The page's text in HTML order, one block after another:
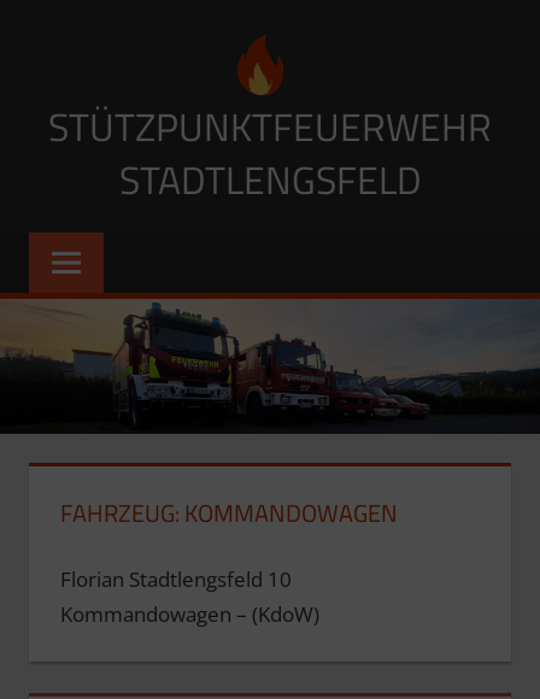
STÜTZPUNKTFEUERWEHR
STADTLENGSFELD
FAHRZEUG: KOMMANDOWAGEN
Florian Stadtlengsfeld 10
Kommandowagen – (KdoW)